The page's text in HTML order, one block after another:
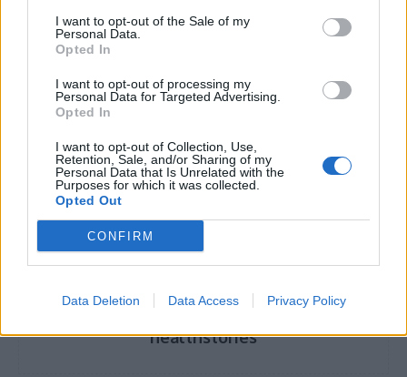
I want to opt-out of the Sale of my
Personal Data.
Opted In
I want to opt-out of processing my
Personal Data for Targeted Advertising.
Opted In
I want to opt-out of Collection, Use,
Retention, Sale, and/or Sharing of my
Personal Data that Is Unrelated with the
Purposes for which it was collected.
Opted Out
CONFIRM
Data Deletion Data Access Privacy Policy
Η οδύσσεια των ασθενών με ψυχική νόσο –
Υπερήλικη περίμενε 30 ώρες στα επείγοντα
Metropolitan Hospital
άσθμα και αλλεργίες
Ελευθέριος Βρουβάκης
healthstories